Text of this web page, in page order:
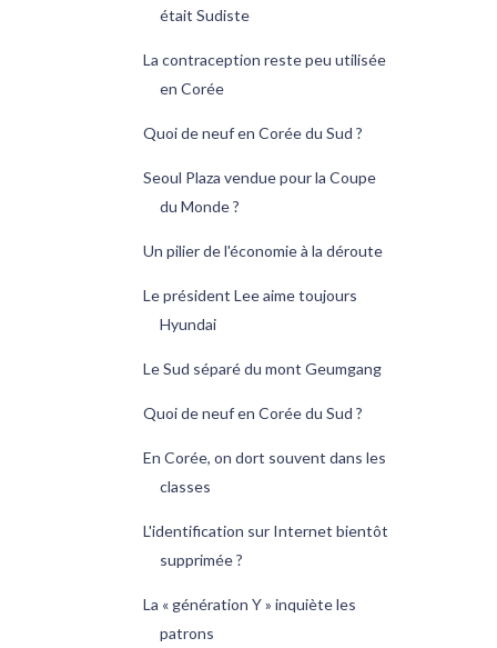
était Sudiste
La contraception reste peu utilisée
en Corée
Quoi de neuf en Corée du Sud ?
Seoul Plaza vendue pour la Coupe
du Monde ?
Un pilier de l'économie à la déroute
Le président Lee aime toujours
Hyundai
Le Sud séparé du mont Geumgang
Quoi de neuf en Corée du Sud ?
En Corée, on dort souvent dans les
classes
L'identification sur Internet bientôt
supprimée ?
La « génération Y » inquiète les
patrons